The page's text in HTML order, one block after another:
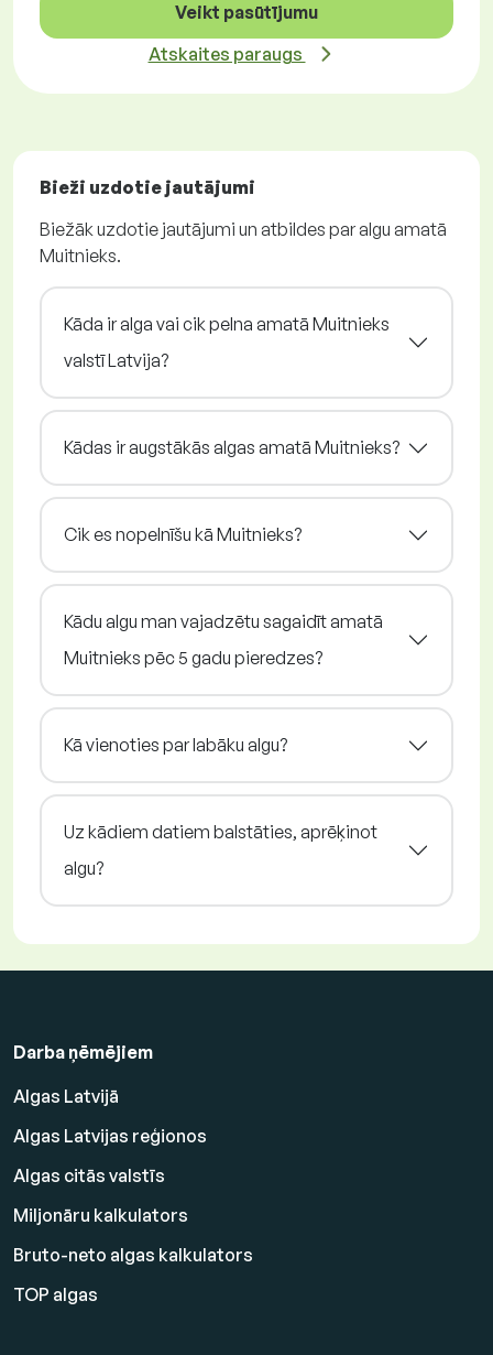
Veikt pasūtījumu
Atskaites paraugs
Bieži uzdotie jautājumi
Biežāk uzdotie jautājumi un atbildes par algu amatā
Muitnieks.
Kāda ir alga vai cik pelna amatā Muitnieks
valstī Latvija?
Kādas ir augstākās algas amatā Muitnieks?
Cik es nopelnīšu kā Muitnieks?
Kādu algu man vajadzētu sagaidīt amatā
Muitnieks pēc 5 gadu pieredzes?
Kā vienoties par labāku algu?
Uz kādiem datiem balstāties, aprēķinot
algu?
Darba ņēmējiem
Algas Latvijā
Algas Latvijas reģionos
Algas citās valstīs
Miljonāru kalkulators
Bruto-neto algas kalkulators
TOP algas